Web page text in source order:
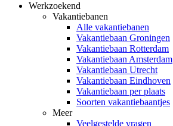
Werkzoekend
Vakantiebanen
Alle vakantiebanen
Vakantiebaan Groningen
Vakantiebaan Rotterdam
Vakantiebaan Amsterdam
Vakantiebaan Utrecht
Vakantiebaan Eindhoven
Vakantiebaan per plaats
Soorten vakantiebaantjes
Meer
Veelgestelde vragen